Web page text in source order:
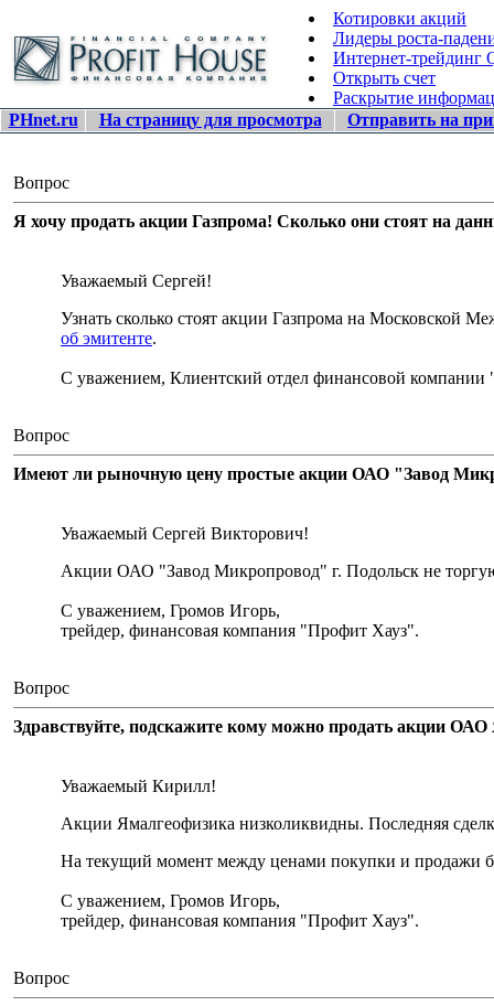
Котировки акций
Лидеры роста-
Интернет-трейдинг
Открыть счет
Раскрытие
PHnet.ru
На страницу для просмотра Отправить на
Вопрос
Я хочу продать акции Газпрома! Сколько они стоят на
Уважаемый Сергей!
Узнать сколько стоят акции Газпрома на
об эмитенте.
С уважением, Клиентский отдел финансовой
Вопрос
Имеют ли рыночную цену простые акции ОАО "Завод
Уважаемый Сергей Викторович!
Акции ОАО "Завод Микропровод" г. Подольск не
С уважением, Громов Игорь,
трейдер, финансовая компания "Профит Хауз".
Вопрос
Здравствуйте, подскажите кому можно продать акции
Уважаемый Кирилл!
Акции Ямалгеофизика низколиквидны. Последняя
На текущий момент между ценами покупки и продажи
С уважением, Громов Игорь,
трейдер, финансовая компания "Профит Хауз".
Вопрос